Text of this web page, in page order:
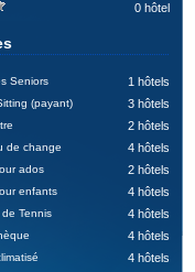
0 hôtel
Seniors 1 hôtels
(payant) 3 hôtels
2 hôtels
de change 4 hôtels
ados 2 hôtels
enfants 4 hôtels
Tennis 4 hôtels
4 hôtels
4 hôtels